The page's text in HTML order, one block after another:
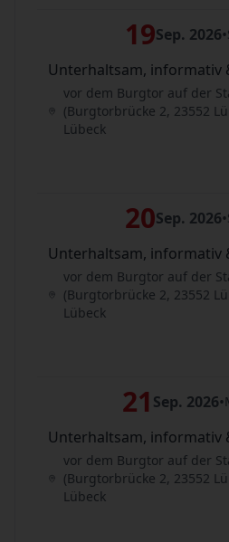
19Sep. 2026•
Unterhaltsam, informativ
vor dem Burgtor auf der
(Burgtorbrücke 2, 23552
Lübeck
20Sep. 2026•
Unterhaltsam, informativ
vor dem Burgtor auf der
(Burgtorbrücke 2, 23552
Lübeck
21 Sep. 2026•
Unterhaltsam, informativ
vor dem Burgtor auf der
(Burgtorbrücke 2, 23552
Lübeck